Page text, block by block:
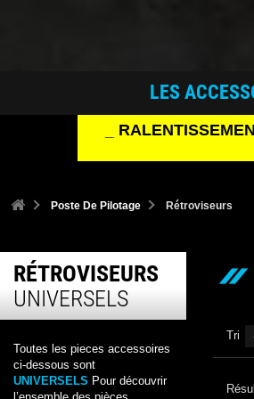
LES
_
Poste De Pilotage Rétroviseurs
RÉTROVISEURS
UNIVERSELS
Toutes les pieces accessoires
ci-dessous sont
UNIVERSELS Pour découvrir
Tri